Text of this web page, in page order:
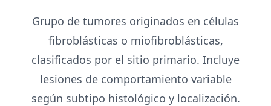
Grupo de tumores originados en células
fibroblásticas o miofibroblásticas,
clasificados por el sitio primario. Incluye
lesiones de comportamiento variable
según subtipo histológico y localización.